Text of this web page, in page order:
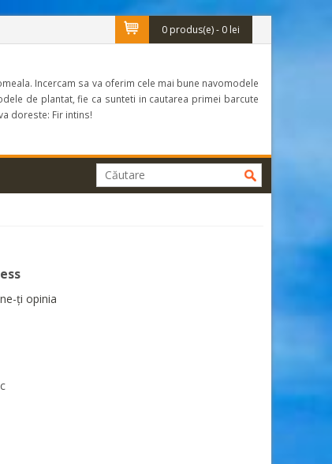
0 produs(e) - 0 lei
Incercam sa va oferim cele mai bune navomodele
de plantat, fie ca sunteti in cautarea primei barcute
doreste: Fir intins!
ţi opinia